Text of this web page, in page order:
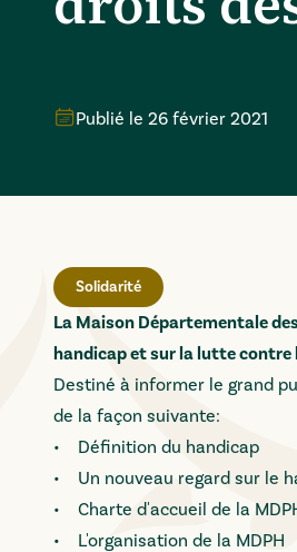
Publié le 26 février 2021
Solidarité
La Maison Départementale
handicap et sur la lutte
Destiné à informer le grand
de la façon suivante:
• Définition du handicap
• Un nouveau regard sur le
• Charte d'accueil de la
• L'organisation de la MDPH